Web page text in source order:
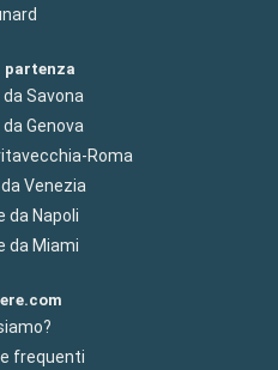
partenza
Savona
Genova
Roma
Venezia
da Napoli
da Miami
frequenti